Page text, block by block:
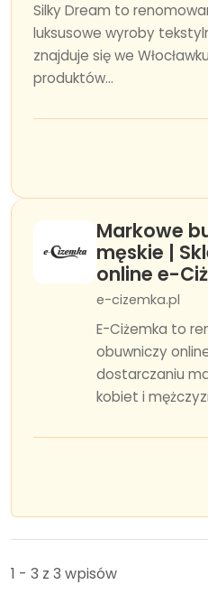
Silky Dream to
luksusowe wyroby
znajduje się we
produktów...
Markowe
męskie |
online e-
e-cizemka.pl
E-Ciżemka to
obuwniczy
dostarczaniu
kobiet i
1 - 3 z 3 wpisów